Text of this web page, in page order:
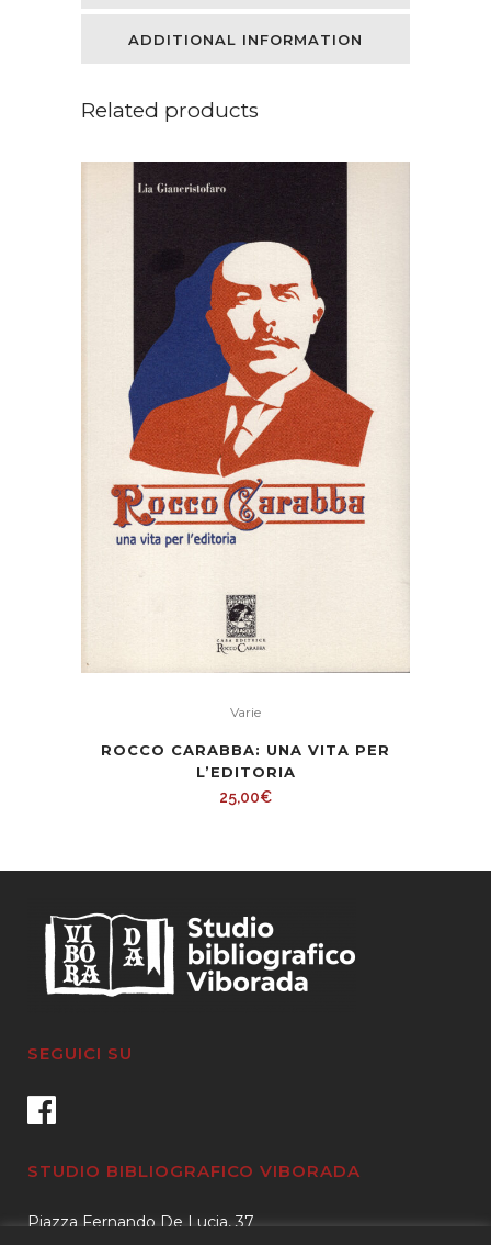
ADDITIONAL INFORMATION
Related products
Varie
ROCCO CARABBA: UNA VITA PER
L’EDITORIA
25,00€
SEGUICI SU
STUDIO BIBLIOGRAFICO VIBORADA
Piazza Fernando De Lucia, 37